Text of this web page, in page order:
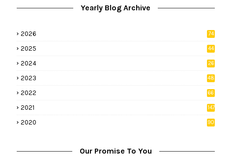
Yearly Blog Archive
2026
74
2025
44
2024
26
2023 48
2022
66
2021
147
2020
90
Our Promise To You